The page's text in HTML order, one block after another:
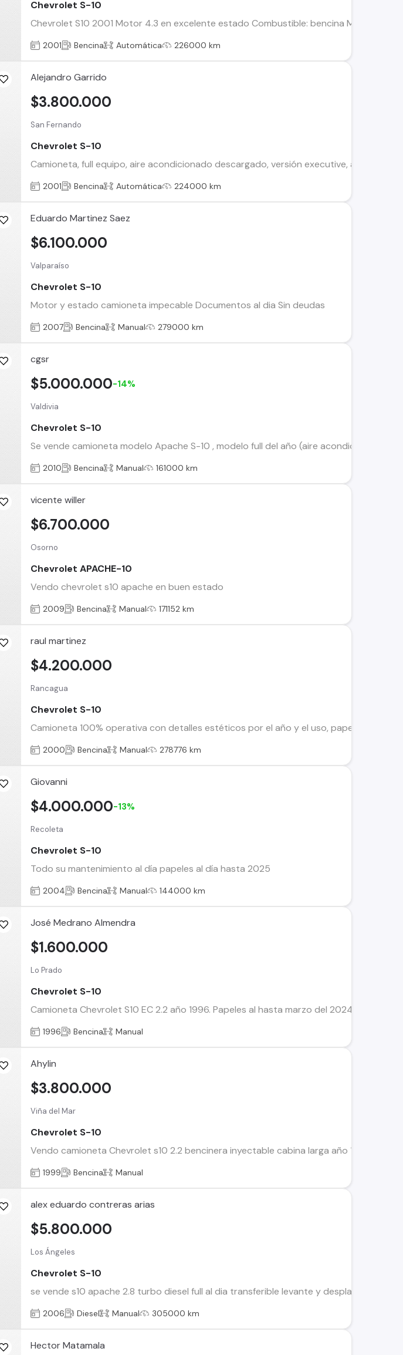
Chevrolet S-10
Chevrolet S10 2001 Motor 4.3 en excelente estado Combustible: bencina Motor sin
2001 Bencina Automática 226000 km
Alejandro Garrido
San Fernando
Chevrolet S-10
Camioneta, full equipo, aire acondicionado descargado, versión executive, asientos
$3.800.000
2001 Bencina Automática 224000 km
Eduardo Martinez Saez
Valparaíso
Chevrolet S-10
Motor y estado camioneta impecable Documentos al dia Sin deudas
$6.100.000
2007 Bencina Manual 279000 km
cgsr
Valdivia
Chevrolet S-10
Se vende camioneta modelo Apache S-10 , modelo full del año (aire acondicionado,
$5.000.000-14%
2010 Bencina Manual 161000 km
vicente willer
Osorno
Chevrolet APACHE-10
Vendo chevrolet s10 apache en buen estado
$6.700.000
2009 Bencina Manual 171152 km
raul martinez
Rancagua
Chevrolet S-10
Camioneta 100% operativa con detalles estéticos por el año y el uso, papeles al día
$4.200.000
2000 Bencina Manual 278776 km
Giovanni
Recoleta
Chevrolet S-10
Todo su mantenimiento al día papeles al día hasta 2025
$4.000.000-13%
2004 Bencina Manual 144000 km
José Medrano Almendra
Lo Prado
Chevrolet S-10
Camioneta Chevrolet S10 EC 2.2 año 1996. Papeles al hasta marzo del 2024.
$1.600.000
1996 Bencina Manual
Ahylin
Viña del Mar
Chevrolet S-10
Vendo camioneta Chevrolet s10 2.2 bencinera inyectable cabina larga año 1999 sin
$3.800.000
1999 Bencina Manual
alex eduardo contreras arias
Los Ángeles
Chevrolet S-10
se vende s10 apache 2.8 turbo diesel full al dia transferible levante y desplazada 2
$5.800.000
2006 Diesel Manual 305000 km
Hector Matamala